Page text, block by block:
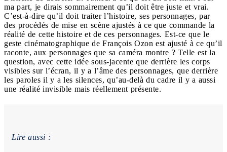
ma part, je dirais sommairement qu’il doit être juste et vrai.
C’est-à-dire qu’il doit traiter l’histoire, ses personnages, par
des procédés de mise en scène ajustés à ce que commande la
réalité de cette histoire et de ces personnages. Est-ce que le
geste cinématographique de François Ozon est ajusté à ce qu’il
raconte, aux personnages que sa caméra montre ? Telle est la
question, avec cette idée sous-jacente que derrière les corps
visibles sur l’écran, il y a l’âme des personnages, que derrière
les paroles il y a les silences, qu’au-delà du cadre il y a aussi
une réalité invisible mais réellement présente.
Lire aussi :